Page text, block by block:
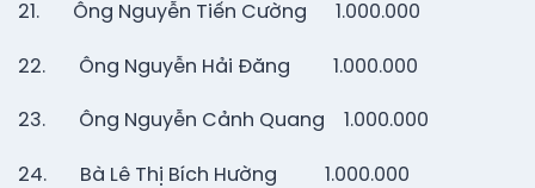
21. Ông Nguyễn Tiến Cường 1.000.000
22. Ông Nguyễn Hải Đăng 1.000.000
23. Ông Nguyễn Cảnh Quang 1.000.000
24. Bà Lê Thị Bích Hường 1.000.000